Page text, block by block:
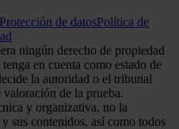
Protección de datosPolítica de
ningún derecho de propiedad
en cuenta como estado de
la autoridad o el tribunal
de la prueba.
y organizativa, no la
sus contenidos, así como todos